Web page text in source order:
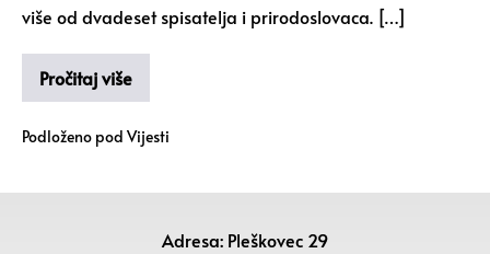
više od dvadeset spisatelja i prirodoslovaca. […]
Pročitaj više
Podloženo pod Vijesti
Adresa: Pleškovec 29